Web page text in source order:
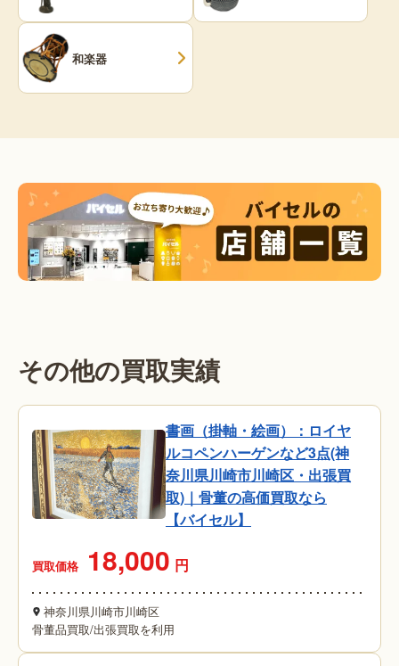
和楽器
その他の買取実績
書画（掛軸・絵画）：ロイヤ
ルコペンハーゲンなど3点(神
奈川県川崎市川崎区・出張買
取)｜骨董の高価買取なら
【バイセル】
買取価格 18,000 円
神奈川県川崎市川崎区
骨董品買取/出張買取を利用